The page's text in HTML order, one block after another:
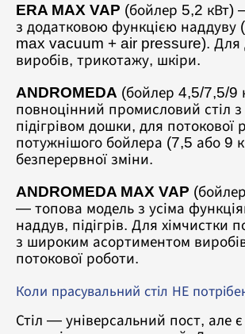
ERA MAX VAP (бойлер 5,2 кВт)
з додатковою функцією наддуву
max vacuum + air pressure). Для
виробів, трикотажу, шкіри.
ANDROMEDA (бойлер 4,5/7,5/9
повноцінний промисловий стіл з
підігрівом дошки, для потокової
потужнішого бойлера (7,5 або 9
безперервної зміни.
ANDROMEDA MAX VAP
— топова модель з усіма
наддув, підігрів. Для хімчистки
з широким асортиментом виробів
потокової роботи.
Коли прасувальний стіл НЕ
Стіл — універсальний пост, але